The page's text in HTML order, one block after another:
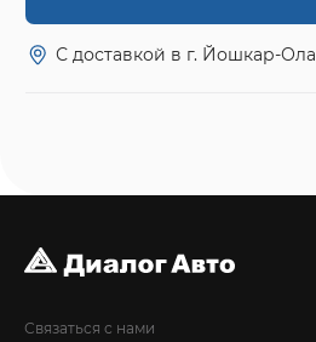
С доставкой в г. Йошкар-Ола
Связаться с нами